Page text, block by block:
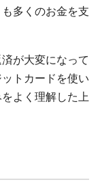
多くのお金を支
が大変になって
トカードを使い
よく理解した上